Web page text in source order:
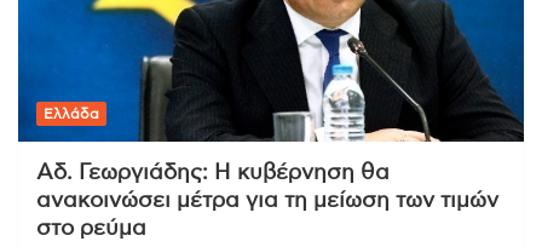
Ελλάδα
Αδ. Γεωργιάδης: Η κυβέρνηση θα
ανακοινώσει μέτρα για τη μείωση των τιμών
στο ρεύμα